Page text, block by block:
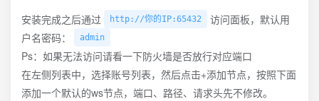
安装完成之后通过 http://你的IP:65432
访问面板，默认用
户名密码：
admin
Ps：如果无法访问请看一下防火墙是否放行对应端口
在左侧列表中，选择账号列表，然后点击+添加节点，按照下面
添加一个默认的ws节点，端口、路径、请求头先不修改。